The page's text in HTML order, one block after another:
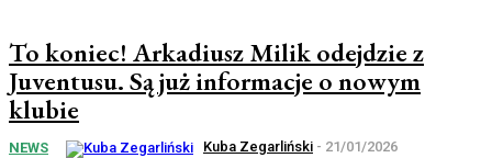
To koniec! Arkadiusz Milik odejdzie z
Juventusu. Są już informacje o nowym
klubie
NEWS Kuba Zegarliński - 21/01/2026